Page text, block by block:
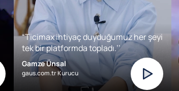
“Ticimax ihtiyaç duyduğumuz her şeyi
tek bir platformda topladı.’’
Gamze Ünsal
gaus.com.tr Kurucu